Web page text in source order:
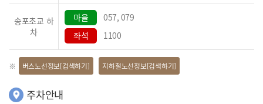
송포초교 하
차
마을
057, 079
좌석
1100
버스노선정보[검색하기] 지하철노선정보[검색하기]
주차안내